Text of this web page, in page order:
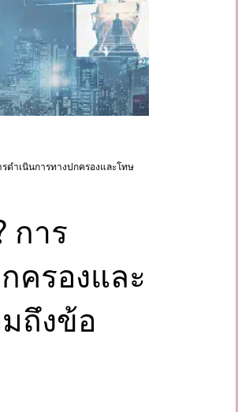
รรเทาความเสียหายต่อชื่อเสียง
บุตัวตนของคำกล่าวหาที่เป็นการใส่ร้าย
ดําเนินการทางปกครองและโทษ
การ
ครองและ
ถึงข้อ